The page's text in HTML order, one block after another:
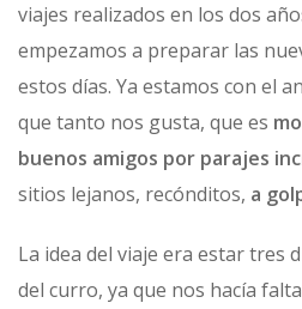
viajes realizados en los dos
empezamos a preparar las
estos días. Ya estamos con el
que tanto nos gusta, que es
buenos amigos por parajes
sitios lejanos, recónditos, a
La idea del viaje era estar tres
del curro, ya que nos hacía